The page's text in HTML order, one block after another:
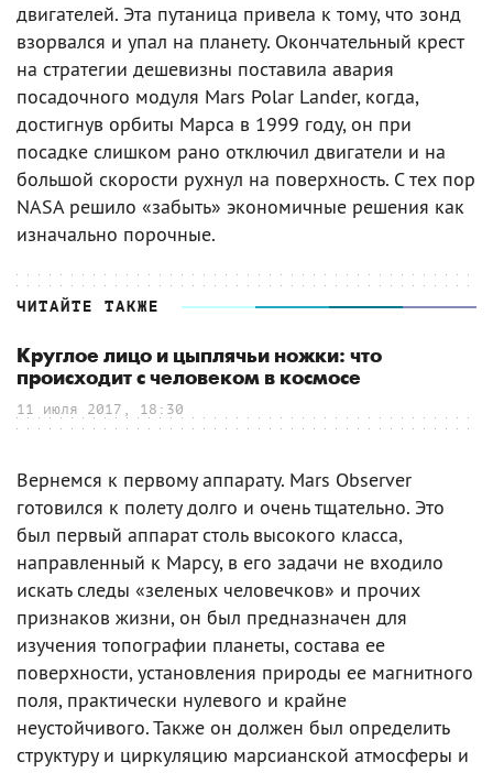
двигателей. Эта путаница привела к тому, что зонд
взорвался и упал на планету. Окончательный крест
на стратегии дешевизны поставила авария
посадочного модуля Mars Polar Lander, когда,
достигнув орбиты Марса в 1999 году, он при
посадке слишком рано отключил двигатели и на
большой скорости рухнул на поверхность. С тех пор
NASA решило «забыть» экономичные решения как
изначально порочные.
ЧИТАЙТЕ ТАКЖЕ
Круглое лицо и цыплячьи ножки: что
происходит с человеком в космосе
11 июля 2017, 18:30
Вернемся к первому аппарату. Mars Observer
готовился к полету долго и очень тщательно. Это
был первый аппарат столь высокого класса,
направленный к Марсу, в его задачи не входило
искать следы «зеленых человечков» и прочих
признаков жизни, он был предназначен для
изучения топографии планеты, состава ее
поверхности, установления природы ее магнитного
поля, практически нулевого и крайне
неустойчивого. Также он должен был определить
структуру и циркуляцию марсианской атмосферы и